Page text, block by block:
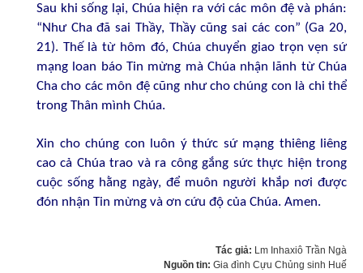
Sau khi sống lại, Chúa hiện ra với các môn đệ và phán:
“Như Cha đã sai Thầy, Thầy cũng sai các con” (Ga 20,
21). Thế là từ hôm đó, Chúa chuyển giao trọn vẹn sứ
mạng loan báo Tin mừng mà Chúa nhận lãnh từ Chúa
Cha cho các môn đệ cũng như cho chúng con là chi thể
trong Thân mình Chúa.
Xin cho chúng con luôn ý thức sứ mạng thiêng liêng
cao cả Chúa trao và ra công gắng sức thực hiện trong
cuộc sống hằng ngày, để muôn người khắp nơi được
đón nhận Tin mừng và ơn cứu độ của Chúa. Amen.
Tác giả: Lm Inhaxiô Trần Ngà
Nguồn tin: Gia đình Cựu Chủng sinh Huế